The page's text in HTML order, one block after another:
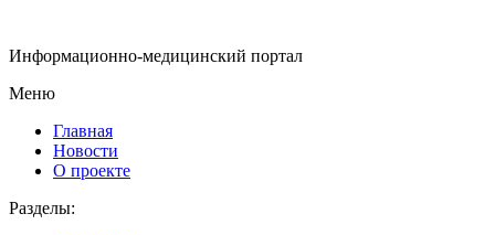
Информационно-медицинский портал
Меню
Главная
Новости
О проекте
Разделы: